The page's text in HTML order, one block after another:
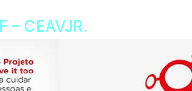
– CEAVJR.